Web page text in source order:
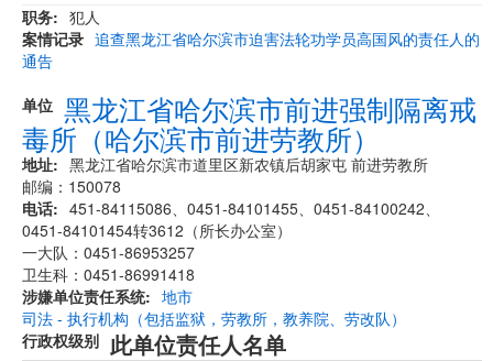
职务
犯人
案情记录 追查黑龙江省哈尔滨市迫害法轮功学员高国风的责任人的
通告
单位 黑龙江省哈尔滨市前进强制隔离戒
毒所（哈尔滨市前进劳教所）
地址
黑龙江省哈尔滨市道里区新农镇后胡家屯 前进劳教所
邮编：150078
电话
451-84115086、0451-84101455、0451-84100242、
0451-84101454转3612（所长办公室）
一大队：0451-86953257
卫生科：0451-86991418
涉嫌单位责任系统
司法 - 执行机构（包括监狱，劳教所，教养院、劳改队）
行政权级别
地市
此单位责任人名单